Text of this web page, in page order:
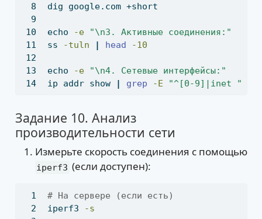
dig google.com +short
echo -e
"\n3. Активные соединения:"
ss
-tuln head -10
echo -e
"\n4. Сетевые интерфейсы:"
ip addr show grep -E "^[0-9]|inet "
Задание 10. Анализ
производительности сети
Измерьте скорость соединения с помощью
iperf3 (если доступен):
# На сервере (если есть)
iperf3
-s